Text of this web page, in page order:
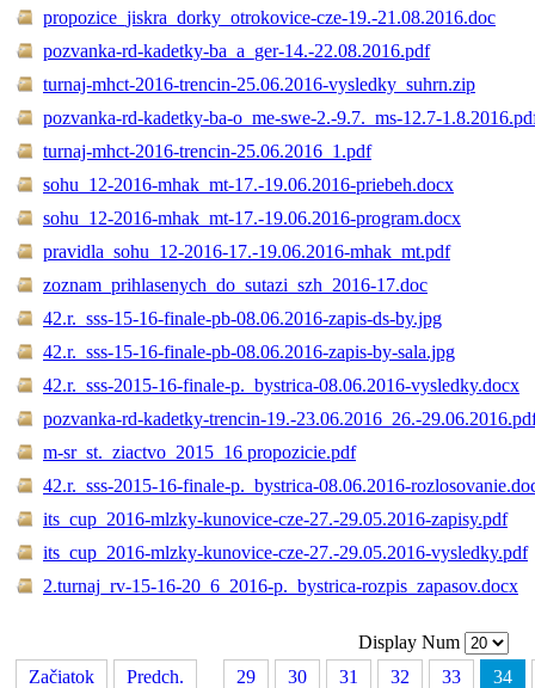
propozice_jiskra_dorky_otrokovice-cze-19.-21.08.2016.doc
pozvanka-rd-kadetky-ba_a_ger-14.-22.08.2016.pdf
turnaj-mhct-2016-trencin-25.06.2016-vysledky_suhrn.zip
pozvanka-rd-kadetky-ba-o_me-swe-2.-9.7._ms-12.7-
turnaj-mhct-2016-trencin-25.06.2016_1.pdf
sohu_12-2016-mhak_mt-17.-19.06.2016-priebeh.docx
sohu_12-2016-mhak_mt-17.-19.06.2016-program.docx
pravidla_sohu_12-2016-17.-19.06.2016-mhak_mt.pdf
zoznam_prihlasenych_do_sutazi_szh_2016-17.doc
42.r._sss-15-16-finale-pb-08.06.2016-zapis-ds-by.jpg
42.r._sss-15-16-finale-pb-08.06.2016-zapis-by-sala.jpg
42.r._sss-2015-16-finale-p._bystrica-08.06.2016-vysledky.docx
pozvanka-rd-kadetky-trencin-19.-23.06.2016_26.-
m-sr_st._ziactvo_2015_16 propozicie.pdf
42.r._sss-2015-16-finale-p._bystrica-08.06.2016-
its_cup_2016-mlzky-kunovice-cze-27.-29.05.2016-zapisy.pdf
its_cup_2016-mlzky-kunovice-cze-27.-29.05.2016-vysledky.pdf
2.turnaj_rv-15-16-20_6_2016-p._bystrica-rozpis_zapasov.docx
Display Num
Začiatok
Predch. 29 30 31 32 33
34